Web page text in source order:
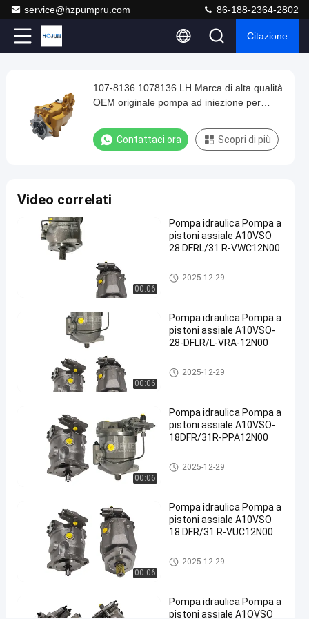
service@hzpumpru.com 86-188-2364-2802
Citazione
Video
8136
1078136
alta
qualità
OEM
originale
iniezione
scavatori
caricatori
minerarie
idrauliche
Pompa
2026-
72
Pompa
idraulica
Pompa
107-8136 1078136 LH Marca di alta qualità
OEM originale pompa ad iniezione per
idrauliche
Contattaci ora Scopri di più
Video correlati
00:06
Pompa idraulica Pompa a
pistoni assiale A10VSO
28 DFRL/31 R-VWC12N00
Pompa idraulica
2025-12-29
00:06
Pompa idraulica Pompa a
pistoni assiale A10VSO-
28-DFLR/L-VRA-12N00
Pompa idraulica
2025-12-29
00:06
Pompa idraulica Pompa a
pistoni assiale A10VSO-
18DFR/31R-PPA12N00
Pompa idraulica
2025-12-29
00:06
Pompa idraulica Pompa a
pistoni assiale A10VSO
18 DFR/31 R-VUC12N00
Pompa idraulica
2025-12-29
Pompa idraulica Pompa a
pistoni assiale A1OVSO